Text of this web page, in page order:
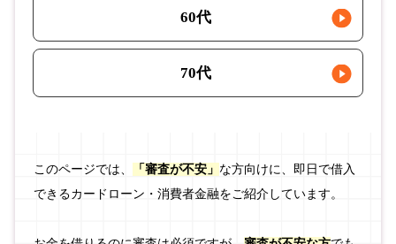
60代
70代
このページでは、 「審査が不安」 な方向けに、即日で借入
できるカードローン・消費者金融をご紹介しています。